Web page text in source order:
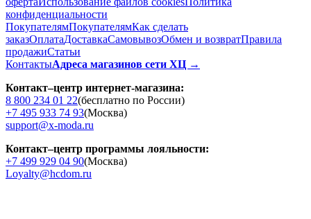
конфиденциальности
ПокупателямПокупателямКак сделать
заказОплатаДоставкаCамовывозОбмен и возвратПравила
продажиСтатьи
КонтактыАдреса магазинов сети ХЦ →
Контакт–центр интернет-магазина:
8 800 234 01 22(бесплатно по России)
+7 495 933 74 93(Москва)
support@x-moda.ru
Контакт–центр программы лояльности:
+7 499 929 04 90(Москва)
Loyalty@hcdom.ru